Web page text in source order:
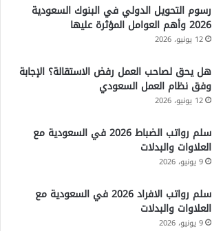
رسوم التحويل الدولي في البنوك السعودية
2026 وأهم العوامل المؤثرة عليها
12 يونيو، 2026
هل يحق لصاحب العمل رفض الاستقالة؟ الإجابة
وفق نظام العمل السعودي
12 يونيو، 2026
سلم رواتب الضباط 2026 في السعودية مع
العلاوات والبدلات
9 يونيو، 2026
سلم رواتب الافراد 2026 في السعودية مع
العلاوات والبدلات
9 يونيو، 2026